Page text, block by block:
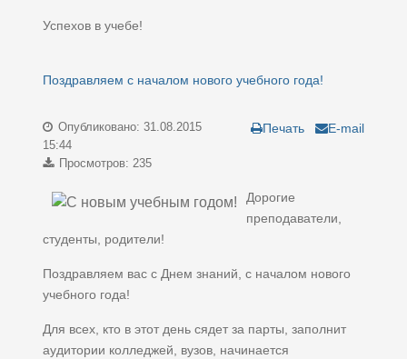
Успехов в учебе!
Поздравляем с началом нового учебного года!
Печать E-mail
Опубликовано: 31.08.2015
15:44
Просмотров: 235
Дорогие
преподаватели,
студенты, родители!
Поздравляем вас с Днем знаний, с началом нового
учебного года!
Для всех, кто в этот день сядет за парты, заполнит
аудитории колледжей, вузов, начинается